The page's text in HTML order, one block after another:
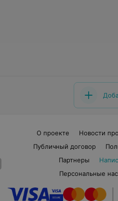
О проекте Новости
Публичный договор
Партнеры
Персональные